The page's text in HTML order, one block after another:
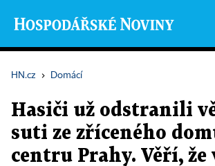
HN.cz › Domácí
Hasiči už odstranili
suti ze zříceného
centru Prahy. Věří, že